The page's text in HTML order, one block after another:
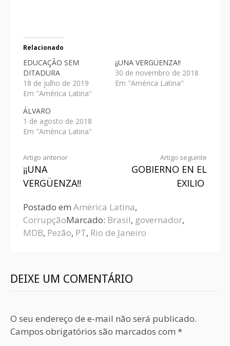
Relacionado
EDUCAÇÃO SEM
DITADURA
18 de julho de 2019
Em "América Latina"
¡¡UNA VERGÜENZA!!
30 de novembro de 2018
Em "América Latina"
ÁLVARO
1 de agosto de 2018
Em "América Latina"
Artigo anterior
¡¡UNA
VERGÜENZA!!
Artigo seguinte
GOBIERNO EN EL
EXILIO
Postado em América Latina,
CorrupçãoMarcado: Brasil, governador,
MDB, Pezão, PT, Rio de Janeiro
DEIXE UM COMENTÁRIO
O seu endereço de e-mail não será publicado.
Campos obrigatórios são marcados com *